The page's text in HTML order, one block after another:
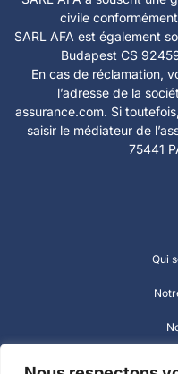
civile
SARL AFA est également
Budapest CS
En cas de réclamation,
l’adresse de la
assurance.com. Si
saisir le médiateur de
75441
Qui